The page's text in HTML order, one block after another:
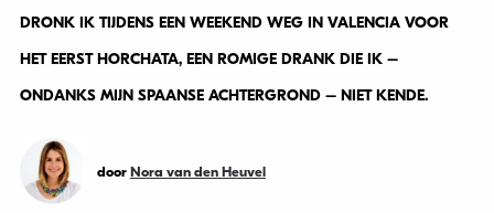
DRONK IK TIJDENS EEN WEEKEND WEG IN VALENCIA VOOR
HET EERST HORCHATA, EEN ROMIGE DRANK DIE IK –
ONDANKS MIJN SPAANSE ACHTERGROND – NIET KENDE.
door Nora van den Heuvel